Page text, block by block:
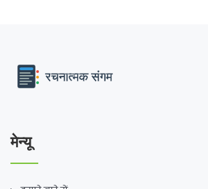
मेन्यू